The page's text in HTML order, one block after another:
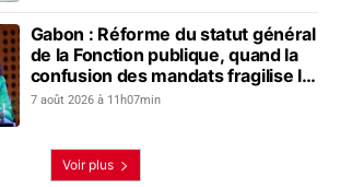
Gabon : Réforme du statut général
de la Fonction publique, quand la
confusion des mandats fragilise le
dialogue social
7 août 2026 à 11h07min
Voir plus